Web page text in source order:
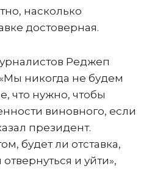
насколько
достоверная.
Реджеп
никогда не будем
что нужно, чтобы
виновного, если
президент.
будет ли отставка,
и уйти»,